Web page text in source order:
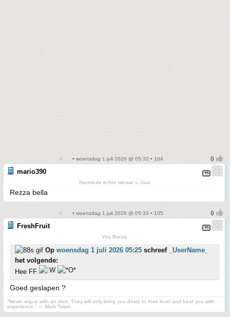
• woensdag 1 juli 2026 @ 05:32 • 104
mario390
Naomi,de echte winaar v. Jaar
Rezza bella
• woensdag 1 juli 2026 @ 05:33 • 105
FreshFruit
Vita Brevis.
Op woensdag 1 juli 2026 05:25 schreef
_UserName_
het volgende:
Hee FF
Goed geslapen ?
“Never argue with an idiot. They will only bring you down to their level and beat you with
experience.” ― Mark Twain.